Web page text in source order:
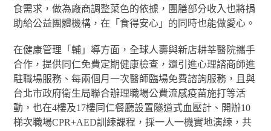
食需求，做為廠商調整菜色的依據，團膳部分收入也將捐
助給公益團體機構，在「食得安心」的同時也能做愛心。
在健康管理「輔」導方面，全球人壽與新店耕莘醫院攜手
合作，提供同仁免費定期健康檢查，還引進心理諮商師進
駐職場服務、每兩個月一次醫師臨場免費諮詢服務，且與
台北市政府衛生局聯合辦理職場公費流感疫苗施打等活
動，也在4樓及17樓同仁餐廳設置隧道式血壓計、開辦10
梯次職場CPR+AED訓練課程，採一人一機實地演練，共